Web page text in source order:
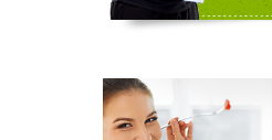
jelentkezik a